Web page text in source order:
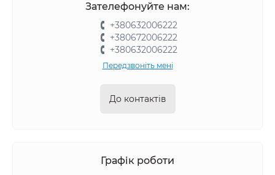
Зателефонуйте нам:
+380632006222
+380672006222
+380632006222
Передзвоніть мені
До контактів
Графік роботи